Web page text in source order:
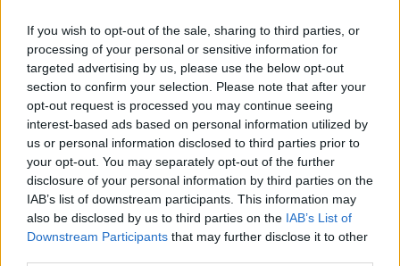
If you wish to opt-out of the sale, sharing to third parties, or
processing of your personal or sensitive information for
targeted advertising by us, please use the below opt-out
section to confirm your selection. Please note that after your
opt-out request is processed you may continue seeing
interest-based ads based on personal information utilized by
us or personal information disclosed to third parties prior to
your opt-out. You may separately opt-out of the further
disclosure of your personal information by third parties on the
IAB’s list of downstream participants. This information may
also be disclosed by us to third parties on the IAB’s List of
Downstream Participants that may further disclose it to other
Minden idők legjövedelmezőbbje és
legdrágábbja volt az amerikai foci vb -
gyorsmérleg
HÍREK 2026. júl. 20.